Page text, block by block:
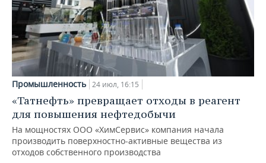
Промышленность 24 июл, 16:15
«Татнефть» превращает отходы в реагент
для повышения нефтедобычи
На мощностях ООО «ХимСервис» компания начала
производить поверхностно-активные вещества из
отходов собственного производства